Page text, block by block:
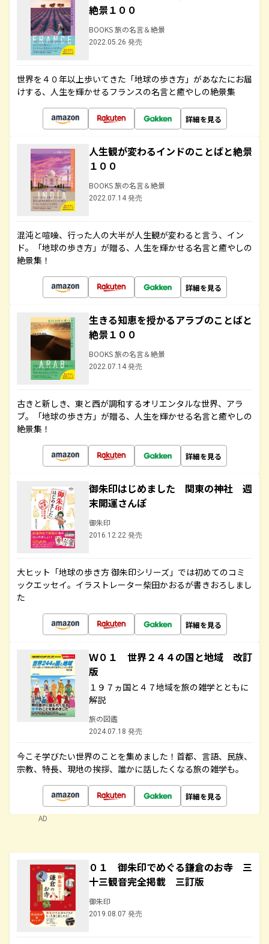
絶景１００
BOOKS 旅の名言＆絶景
2022.05.26 発売
世界を４０年以上歩いてきた「地球の歩き方」があなたにお届
けする、人生を輝かせるフランスの名言と癒やしの絶景集
詳細を見る
人生観が変わるインドのことばと絶景
１００
BOOKS 旅の名言＆絶景
2022.07.14 発売
混沌と喧噪、行った人の大半が人生観が変わると言う、イン
ド。「地球の歩き方」が贈る、人生を輝かせる名言と癒やしの
絶景集！
詳細を見る
生きる知恵を授かるアラブのことばと
絶景１００
BOOKS 旅の名言＆絶景
2022.07.14 発売
古きと新しき、東と西が調和するオリエンタルな世界、アラ
ブ。「地球の歩き方」が贈る、人生を輝かせる名言と癒やしの
絶景集！
詳細を見る
御朱印はじめました 関東の神社 週
末開運さんぽ
御朱印
2016.12.22 発売
大ヒット「地球の歩き方 御朱印シリーズ」では初めてのコミ
ックエッセイ。イラストレーター柴田かおるが書きおろしまし
た
詳細を見る
Ｗ０１ 世界２４４の国と地域 改訂
版
１９７ヵ国と４７地域を旅の雑学とともに
解説
旅の図鑑
2024.07.18 発売
今こそ学びたい世界のことを集めました！首都、言語、民族、
宗教、特長、現地の挨拶、誰かに話したくなる旅の雑学も。
詳細を見る
AD
０１ 御朱印でめぐる鎌倉のお寺 三
十三観音完全掲載 三訂版
御朱印
2019.08.07 発売